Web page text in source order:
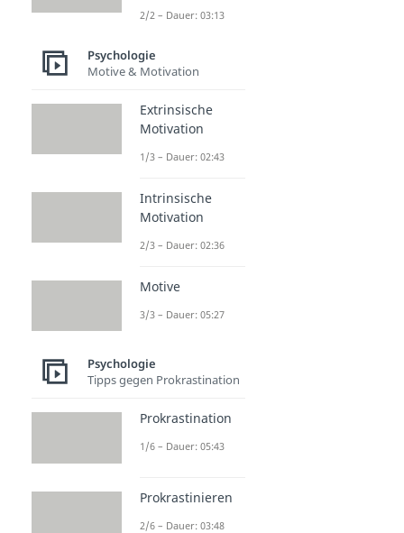
2/2 – Dauer: 03:13
Psychologie
Motive & Motivation
Extrinsische
Motivation
1/3 – Dauer: 02:43
Intrinsische
Motivation
2/3 – Dauer: 02:36
Motive
3/3 – Dauer: 05:27
Psychologie
Tipps gegen Prokrastination
Prokrastination
1/6 – Dauer: 05:43
Prokrastinieren
2/6 – Dauer: 03:48